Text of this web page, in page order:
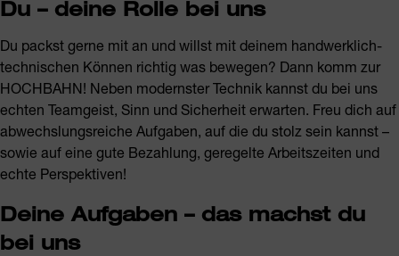
Du – deine Rolle bei uns
Du packst gerne mit an und willst mit deinem handwerklich-
technischen Können richtig was bewegen? Dann komm zur
HOCHBAHN! Neben modernster Technik kannst du bei uns
echten Teamgeist, Sinn und Sicherheit erwarten. Freu dich auf
abwechslungsreiche Aufgaben, auf die du stolz sein kannst –
sowie auf eine gute Bezahlung, geregelte Arbeitszeiten und
echte Perspektiven!
Deine Aufgaben – das machst du
bei uns